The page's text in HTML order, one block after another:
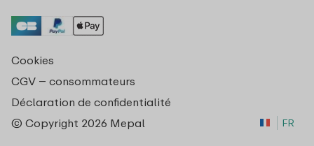
Cookies
CGV – consommateurs
Déclaration de confidentialité
© Copyright 2026 Mepal
FR